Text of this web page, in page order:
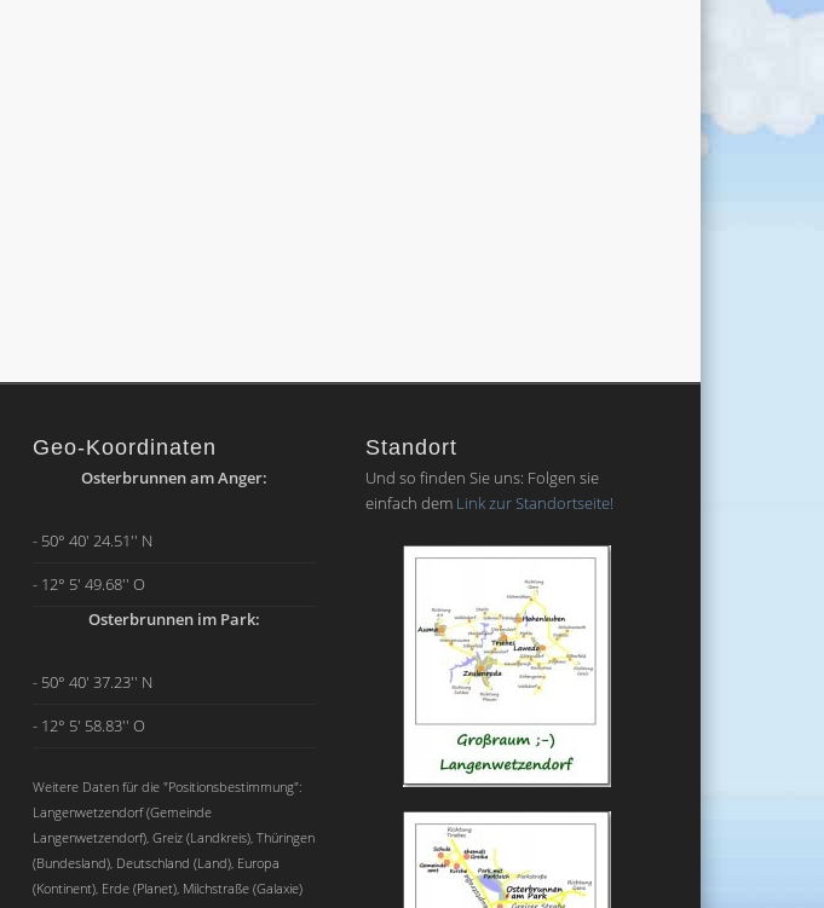
Geo-Koordinaten
Osterbrunnen am Anger:
- 50° 40' 24.51'' N
- 12° 5' 49.68'' O
Osterbrunnen im Park:
- 50° 40' 37.23'' N
- 12° 5' 58.83'' O
Weitere Daten für die "Positionsbestimmung":
Langenwetzendorf (Gemeinde
Langenwetzendorf), Greiz (Landkreis), Thüringen
(Bundesland), Deutschland (Land), Europa
(Kontinent), Erde (Planet), Milchstraße (Galaxie)
Standort
Und so finden Sie uns: Folgen sie
einfach dem Link zur Standortseite!